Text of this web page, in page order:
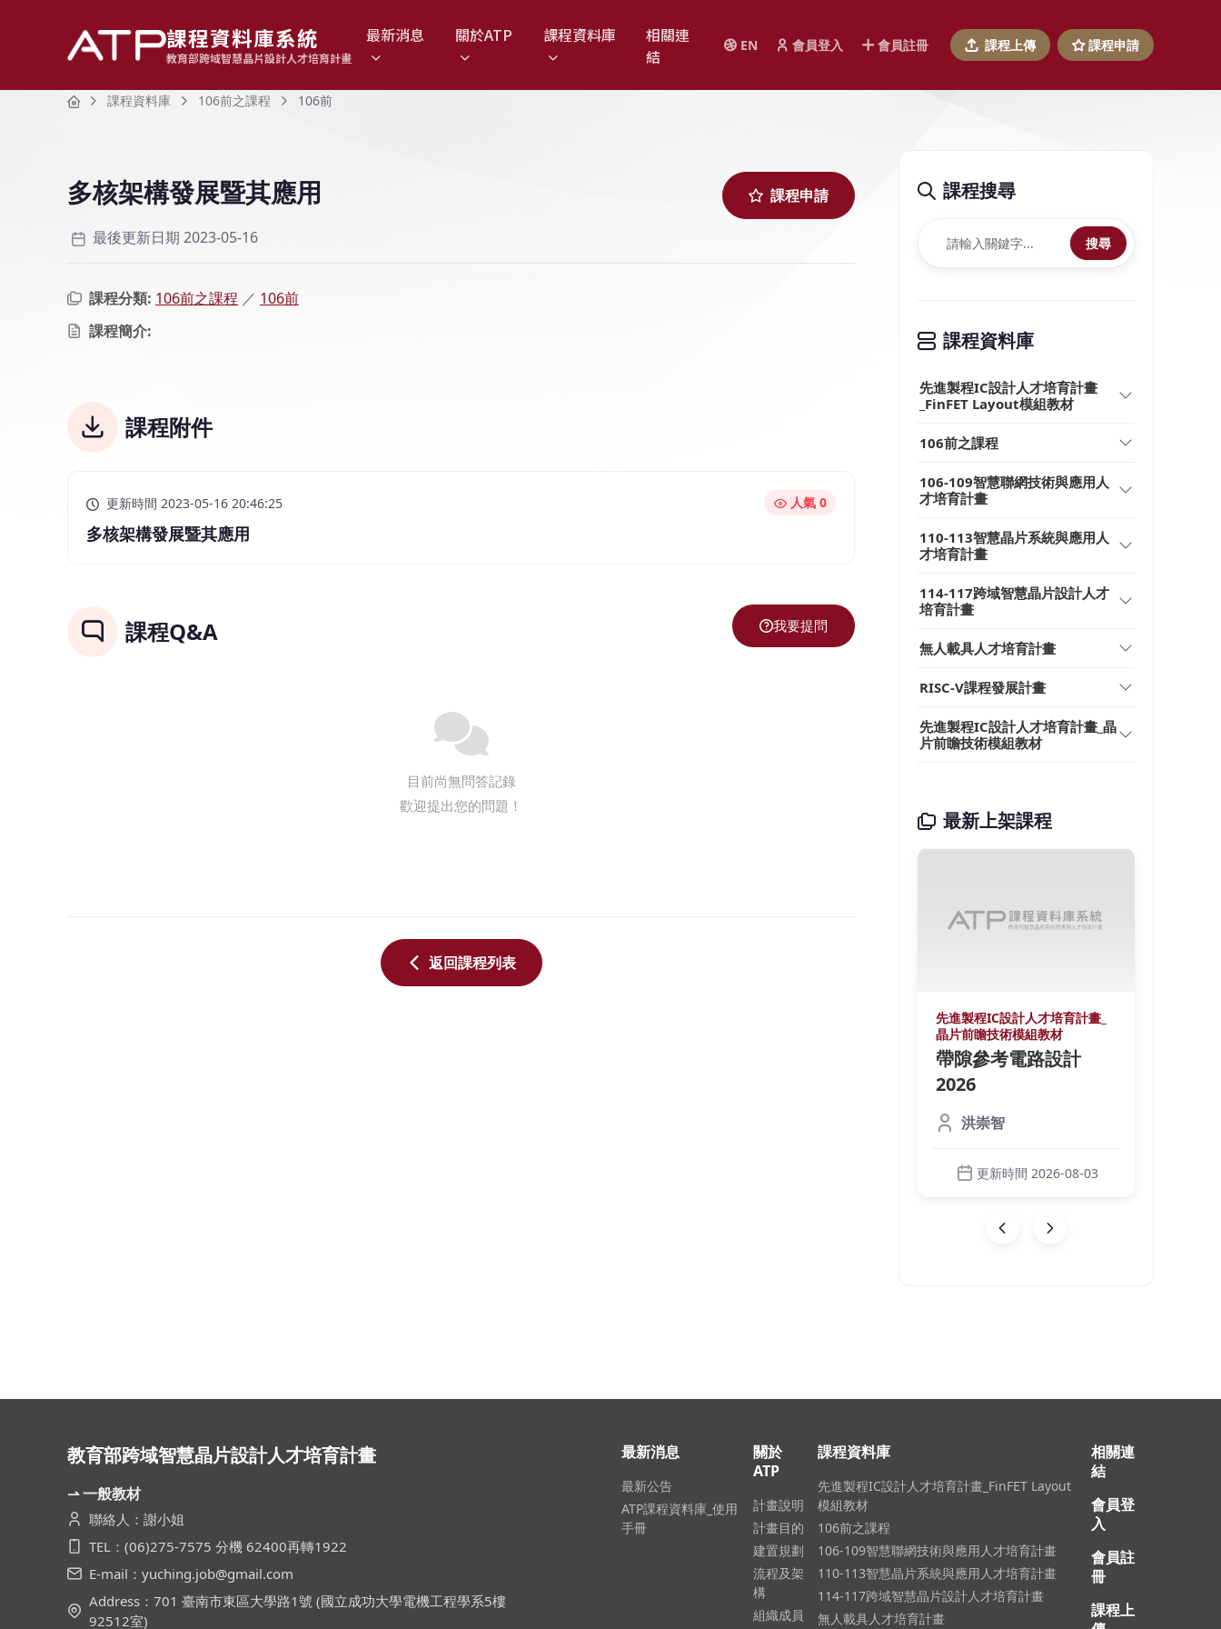
課程資料庫系統
教育部跨域智慧晶片設計人才培育計畫
EN 會員登入 會員註冊 課程上傳 課程申請
最新消息 關於ATP 課程資料庫
相關連
結
Home課程資料庫 106前之課程 106前
多核架構發展暨其應用 課程申請
最後更新日期 2023-05-16
課程分類: 106前之課程 ／ 106前
課程簡介:
課程附件
更新時間 2023-05-16 20:46:25 人氣 0
多核架構發展暨其應用
課程Q&A 我要提問
目前尚無問答記錄
歡迎提出您的問題！
返回課程列表
課程搜尋
搜尋
課程資料庫
先進製程IC設計人才培育計畫
_FinFET Layout模組教材
106前之課程
106-109智慧聯網技術與應用人
才培育計畫
110-113智慧晶片系統與應用人
才培育計畫
114-117跨域智慧晶片設計人才
培育計畫
無人載具人才培育計畫
RISC-V課程發展計畫
先進製程IC設計人才培育計畫_晶
片前瞻技術模組教材
最新上架課程
先進製程IC設計人才培育計畫_
晶片前瞻技術模組教材
帶隙參考電路設計
2026
洪崇智
更新時間 2026-08-03
教育部跨域智慧晶片設計人才培育計畫
⇀ 一般教材
聯絡人：謝小姐
TEL：(06)275-7575 分機 62400再轉1922
E-mail：yuching.job@gmail.com
Address：701 臺南市東區大學路1號 (國立成功大學電機工程學系5樓
92512室)
最新消息
最新公告
ATP課程資料庫_使用
手冊
關於
ATP
計畫說明
計畫目的
建置規劃
流程及架
構
組織成員
課程資料庫
先進製程IC設計人才培育計畫_FinFET Layout
模組教材
106前之課程
106-109智慧聯網技術與應用人才培育計畫
110-113智慧晶片系統與應用人才培育計畫
114-117跨域智慧晶片設計人才培育計畫
無人載具人才培育計畫
相關連
結
會員登
入
會員註
冊
課程上